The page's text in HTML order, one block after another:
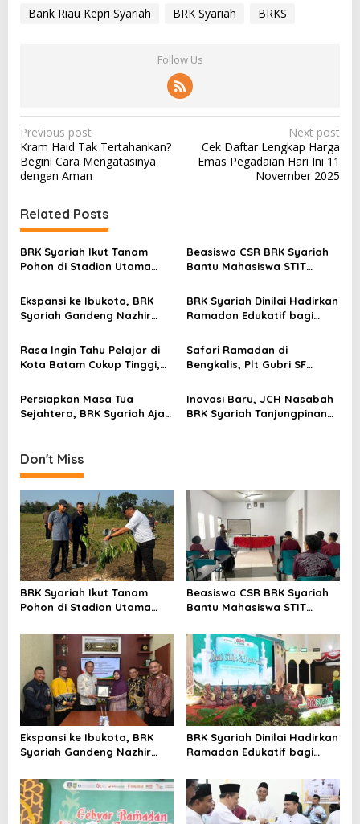
Bank Riau Kepri Syariah BRK Syariah BRKS
Follow Us
P
o
s
n
a
v
g
t
o
n
Previous post
Kram Haid Tak Tertahankan?
Begini Cara Mengatasinya
dengan Aman
Next post
Cek Daftar Lengkap Harga
Emas Pegadaian Hari Ini 11
November 2025
Related Posts
BRK Syariah Ikut Tanam
Pohon di Stadion Utama
Lingkungan Hidup
Beasiswa CSR BRK Syariah
Bantu Mahasiswa STIT
Cita-cita Pendidikan
Ekspansi ke Ibukota, BRK
Syariah Gandeng Nazhir
Wakaf Uang
BRK Syariah Dinilai Hadirkan
Ramadan Edukatif bagi
Rasa Ingin Tahu Pelajar di
Kota Batam Cukup Tinggi,
Bermanfaat dan Inspiratif
Safari Ramadan di
Bengkalis, Plt Gubri SF
Bantuan Kemitraan BRK
Syariah di Desa Muara
Basung
Persiapkan Masa Tua
Sejahtera, BRK Syariah Ajak
Inovasi Baru, JCH Nasabah
BRK Syariah Tanjungpinang
Don't Miss
BRK Syariah Ikut Tanam
Pohon di Stadion Utama
Lingkungan Hidup
Beasiswa CSR BRK Syariah
Bantu Mahasiswa STIT
Cita-cita Pendidikan
Ekspansi ke Ibukota, BRK
Syariah Gandeng Nazhir
Wakaf Uang
BRK Syariah Dinilai Hadirkan
Ramadan Edukatif bagi